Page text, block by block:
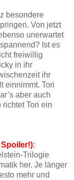
besondere
Von jetzt
unerwartet
Ist es
freiwillig
in ihr
ihr
einnimmt. Tori
aber auch
Tori ein
:
Trilogie
her. Je länger
mehr und